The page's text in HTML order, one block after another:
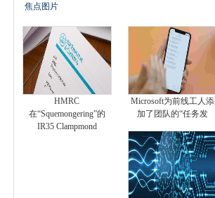
焦点图片
HMRC
在“Squemongering”的
IR35 Clampmond
Microsoft为前线工人添
加了团队的“任务发